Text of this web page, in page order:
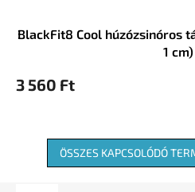
BlackFit8 Cool húzózsinóros
1 cm)
3 560 Ft
ÖSSZES KAPCSOLÓDÓ